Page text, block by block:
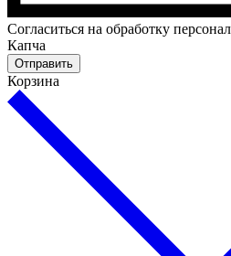
Cогласиться на обработку
Капча
Отправить
Корзина